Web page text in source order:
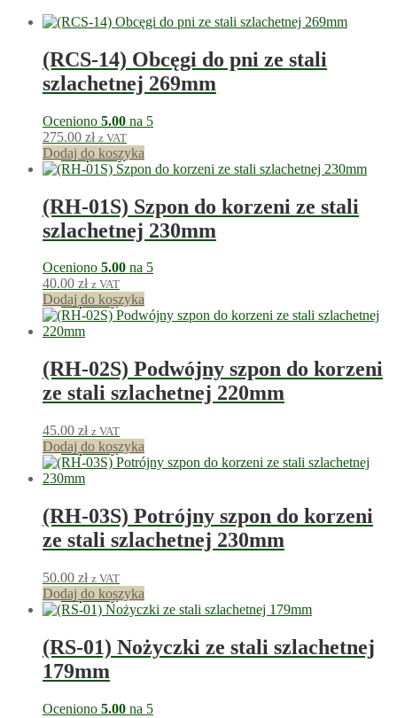
(RCS-14) Obcęgi do pni ze stali
szlachetnej 269mm
Oceniono 5.00 na 5
275.00 zł z VAT
275punkty
Dodaj do koszyka
(RH-01S) Szpon do korzeni ze stali
szlachetnej 230mm
Oceniono 5.00 na 5
40.00 zł z VAT
40punkty
Dodaj do koszyka
(RH-02S) Podwójny szpon do korzeni
ze stali szlachetnej 220mm
45.00 zł z VAT
45punkty
Dodaj do koszyka
(RH-03S) Potrójny szpon do korzeni
ze stali szlachetnej 230mm
50.00 zł z VAT
50punkty
Dodaj do koszyka
(RS-01) Nożyczki ze stali szlachetnej
179mm
Oceniono 5.00 na 5